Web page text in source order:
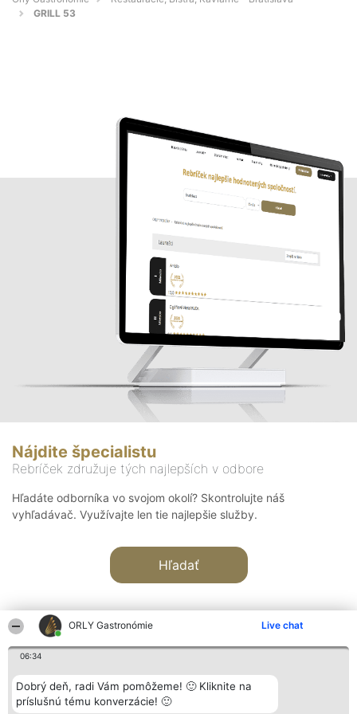
ORLY Gastronómie Live chat
06:34
Dobrý deň, radi Vám pomôžeme! 🙂 Kliknite na
príslušnú tému konverzácie! 🙂
GRILL 53
Nájdite špecialistu
Rebríček združuje tých najlepších v odbore
Hľadáte odborníka vo svojom okolí? Skontrolujte náš
vyhľadávač. Využívajte len tie najlepšie služby.
Hľadať
Organizátor hodnotenia
Bright Side Solutions sp. z o.
o. sp. k.
Hodnotenie
Laureáti
Lista
Kontakt
Kontakt